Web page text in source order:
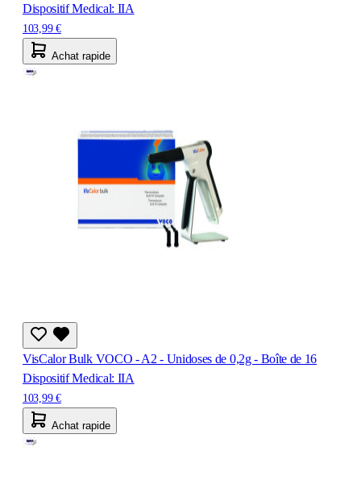
Dispositif Medical: IIA
103,99 €
Achat rapide
VisCalor Bulk VOCO - A2 - Unidoses de 0,2g - Boîte de 16
Dispositif Medical: IIA
103,99 €
Achat rapide